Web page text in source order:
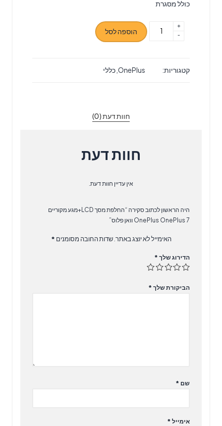
כולל מסגרת
כמות
LCD+מגע
-
+
הוספה לסל
קטגוריות: OnePlus כללי
חוות דעת (0)
חוות דעת
אין עדיין חוות דעת.
היה הראשון לכתוב סקירה “החלפת מסך LCD+מגע מקוריים
OnePlus OnePlus 7 וואן פלוס”
האימייל לא יוצג באתר. שדות החובה מסומנים *
הדירוג שלך *
הביקורת שלך *
שם *
אימייל *